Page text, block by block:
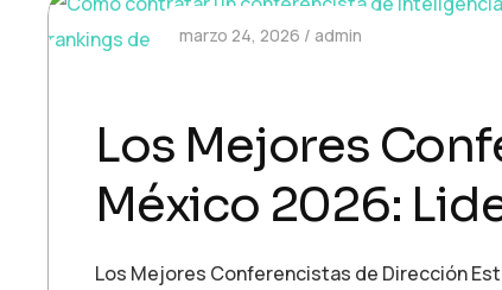
marzo 24, 2026 admin
Los Mejores
México 2026:
Los Mejores Conferencistas de Dirección